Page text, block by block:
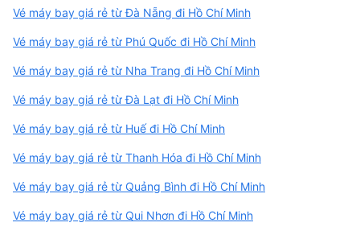
Vé máy bay giá rẻ từ Đà Nẵng đi Hồ Chí Minh
Vé máy bay giá rẻ từ Phú Quốc đi Hồ Chí Minh
Vé máy bay giá rẻ từ Nha Trang đi Hồ Chí Minh
Vé máy bay giá rẻ từ Đà Lạt đi Hồ Chí Minh
Vé máy bay giá rẻ từ Huế đi Hồ Chí Minh
Vé máy bay giá rẻ từ Thanh Hóa đi Hồ Chí Minh
Vé máy bay giá rẻ từ Quảng Bình đi Hồ Chí Minh
Vé máy bay giá rẻ từ Qui Nhơn đi Hồ Chí Minh